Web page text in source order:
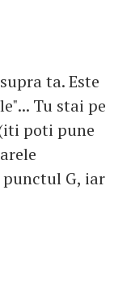
ta. Este
Tu stai pe
poti pune
punctul G, iar